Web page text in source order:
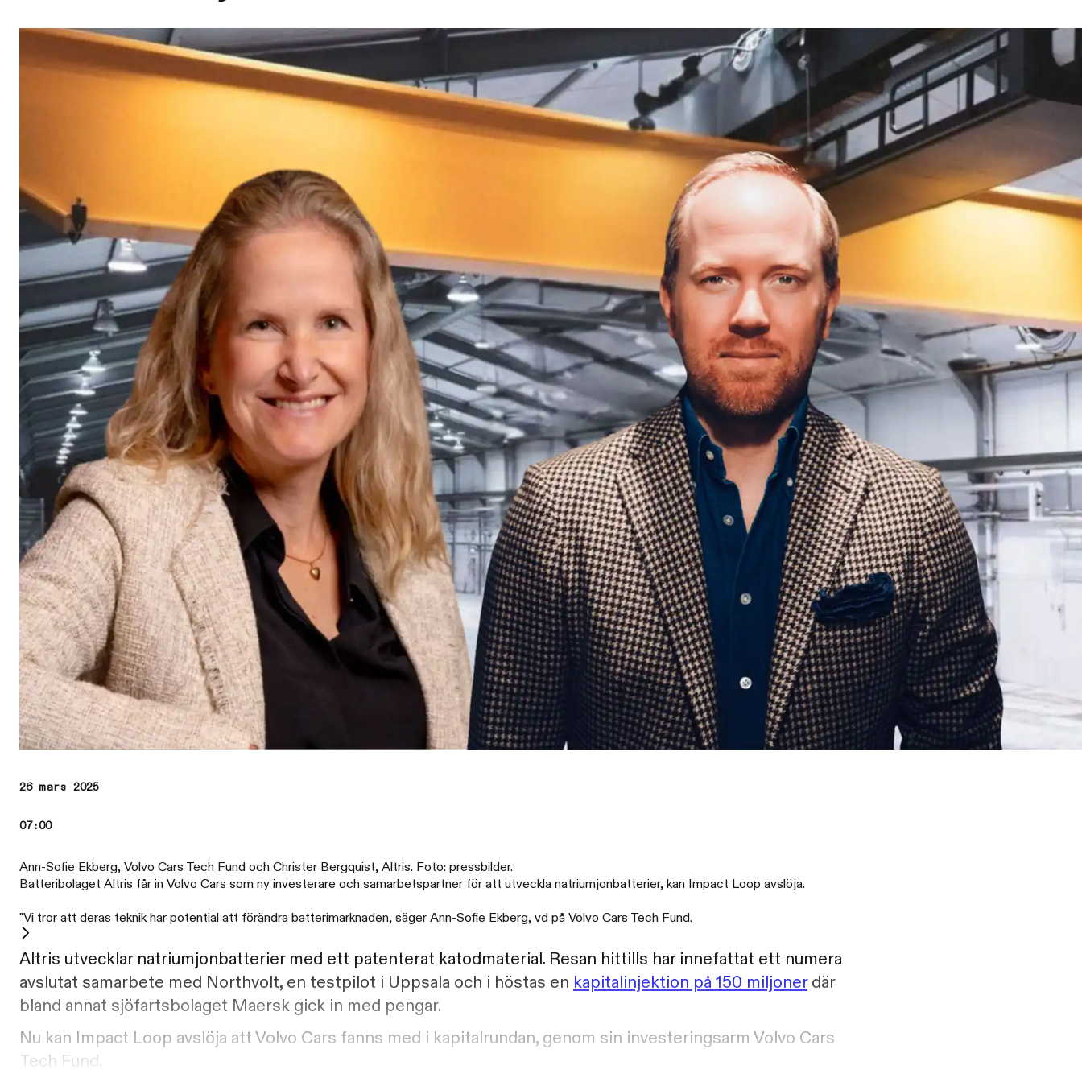
26 mars 2025
07:00
Ann-Sofie Ekberg, Volvo Cars Tech Fund och Christer Bergquist, Altris. Foto: pressbilder.
Batteribolaget Altris får in Volvo Cars som ny investerare och samarbetspartner för att utveckla natriumjonbatterier, kan Impact Loop avslöja.
"Vi tror att deras teknik har potential att förändra batterimarknaden, säger Ann-Sofie Ekberg, vd på Volvo Cars Tech Fund.
Altris utvecklar natriumjonbatterier med ett patenterat katodmaterial. Resan hittills har innefattat ett numera
avslutat samarbete med Northvolt, en testpilot i Uppsala och i höstas en kapitalinjektion på 150 miljonerdär
bland annat sjöfartsbolaget Maersk gick in med pengar.
Nu kan Impact Loop avslöja att Volvo Cars fanns med i kapitalrundan, genom sin investeringsarm Volvo Cars
Tech Fund.